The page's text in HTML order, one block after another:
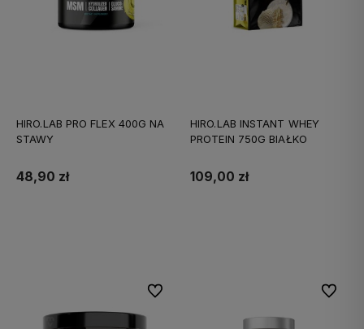
HIRO.LAB PRO FLEX 400G NA
STAWY
48,90 zł
HIRO.LAB INSTANT WHEY
PROTEIN 750G BIAŁKO
109,00 zł
Do ulubionych Do